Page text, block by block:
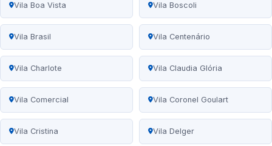
Vila Boa Vista Vila Boscoli
Vila Brasil Vila Centenário
Vila Charlote Vila Claudia Glória
Vila Comercial Vila Coronel Goulart
Vila Cristina Vila Delger